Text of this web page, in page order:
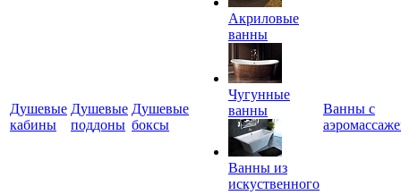
Душевые
кабины
Душевые
поддоны
Душевые
боксы
Акриловые
ванны
Чугунные
ванны
Ванны из
искуственного
Ванны с